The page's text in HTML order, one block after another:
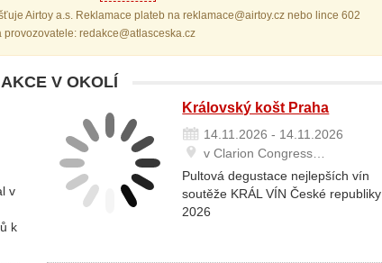
Airtoy a.s. Reklamace plateb na reklamace@airtoy.cz nebo lince 602
redakce@atlasceska.cz
V OKOLÍ
v
k
Královský košt Praha
14.11.2026 - 14.11.2026
v Clarion Congress…
Pultová degustace nejlepších vín
soutěže KRÁL VÍN České republiky
2026